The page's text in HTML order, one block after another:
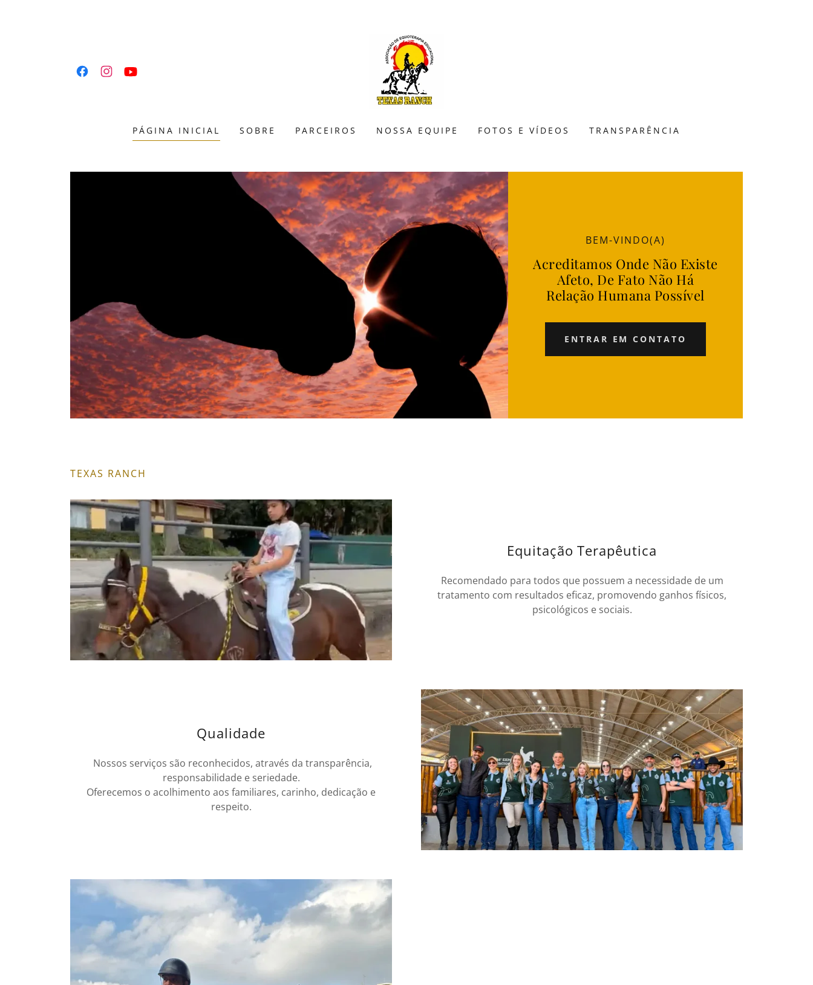
PÁGINA INICIAL SOBRE PARCEIROS NOSSA EQUIPE FOTOS E VÍDEOS TRANSPARÊNCIA
BEM-VINDO(A)
Acreditamos Onde Não Existe
Afeto, De Fato Não Há
Relação Humana Possível
ENTRAR EM CONTATO
TEXAS RANCH
Equitação Terapêutica
Recomendado para todos que possuem a necessidade de um
tratamento com resultados eficaz, promovendo ganhos físicos,
psicológicos e sociais.
Qualidade
Nossos serviços são reconhecidos, através da transparência,
responsabilidade e seriedade.
Oferecemos o acolhimento aos familiares, carinho, dedicação e
respeito.